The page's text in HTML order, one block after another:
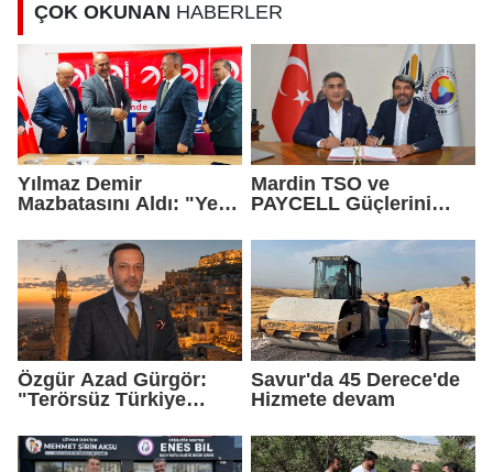
ÇOK OKUNAN HABERLER
Yılmaz Demir
Mazbatasını Aldı: "Yeni
Geldik"
Mardin TSO ve
PAYCELL Güçlerini
Özgür Azad Gürgör:
"Terörsüz Türkiye
Turizmi İçin Yeni Bir
Dönemin Başlangıcıdır"
Savur'da 45 Derece'de
Hizmete devam